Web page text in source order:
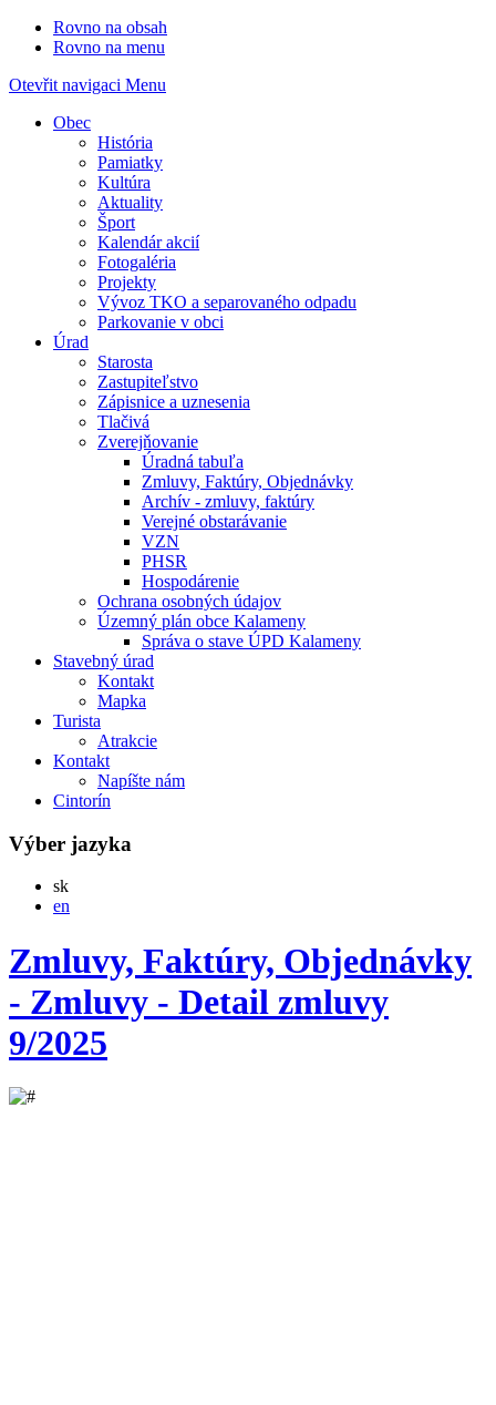
Rovno na obsah
Rovno na menu
Otevřit navigaci Menu
Obec
História
Pamiatky
Kultúra
Aktuality
Šport
Kalendár akcií
Fotogaléria
Projekty
Vývoz TKO a separovaného odpadu
Parkovanie v obci
Úrad
Starosta
Zastupiteľstvo
Zápisnice a uznesenia
Tlačivá
Zverejňovanie
Úradná tabuľa
Zmluvy, Faktúry, Objednávky
Archív - zmluvy, faktúry
Verejné obstarávanie
VZN
PHSR
Hospodárenie
Ochrana osobných údajov
Územný plán obce Kalameny
Správa o stave ÚPD Kalameny
Stavebný úrad
Kontakt
Mapka
Turista
Atrakcie
Kontakt
Napíšte nám
Cintorín
Výber jazyka
skSlovensky
en
Zmluvy, Faktúry, Objednávky
- Zmluvy - Detail zmluvy
9/2025